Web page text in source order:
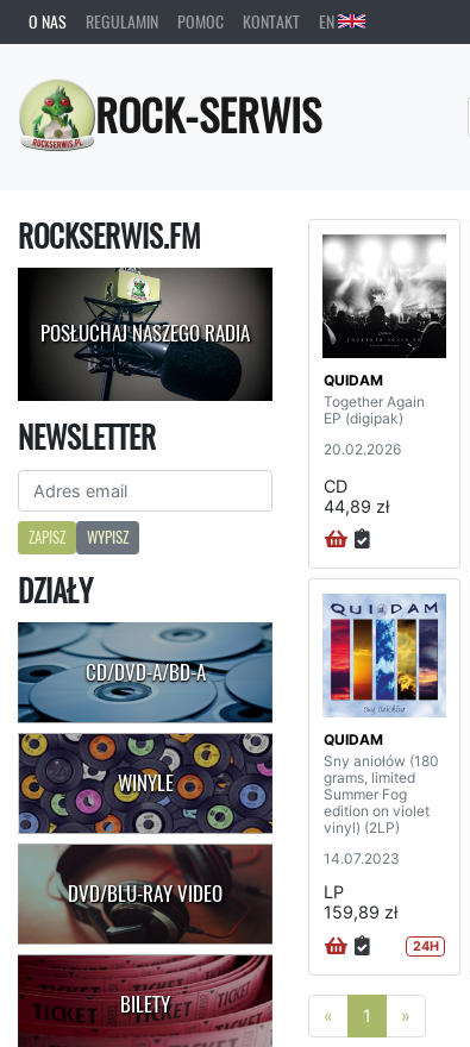
O NAS REGULAMIN POMOC KONTAKT EN
ROCK-SERWIS
ROCKSERWIS.FM
POSŁUCHAJ NASZEGO RADIA
NEWSLETTER
ZAPISZ WYPISZ
DZIAŁY
CD/DVD-A/BD-A
WINYLE
DVD/BLU-RAY VIDEO
BILETY
QUIDAM
Together Again
EP (digipak)
20.02.2026
CD
44,89 zł
QUIDAM
Sny aniołów (180
grams, limited
Summer Fog
edition on violet
vinyl) (2LP)
14.07.2023
LP
159,89 zł
24H
« Poprzednia strona
1 »